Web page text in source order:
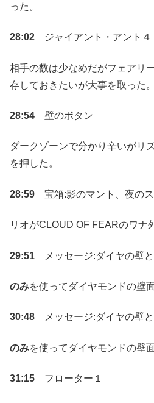
った。
28:02 ジャイアント・アント４
相手の数は少なめだがフェアリ
存しておきたいが大事を取った。
28:54 壁のボタン
ダークゾーンで分かり辛いがリ
を押した。
28:59 宝箱:影のマント、夜のス
リオがCLOUD OF FEARのワナ
29:51 メッセージ:ダイヤの壁
のみを使ってダイヤモンドの壁
30:48 メッセージ:ダイヤの壁
のみを使ってダイヤモンドの壁
31:15 フローター１